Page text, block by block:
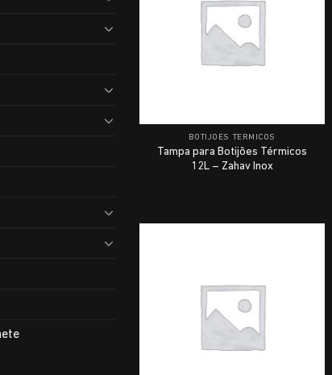
BOTIJÕES TÉRMICOS
Tampa para Botijões Térmicos
12L – Zahav Inox